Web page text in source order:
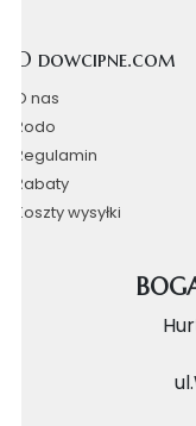
O dowcipne.com
O nas
Rodo
Regulamin
Rabaty
Koszty wysyłki